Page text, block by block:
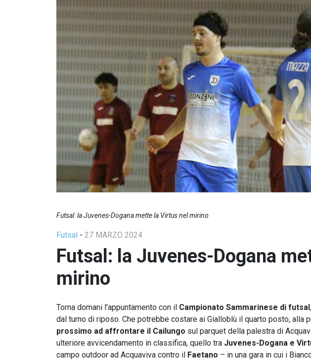
Futsal: la Juvenes-Dogana mette la Virtus nel mirino
Futsal - 27 MARZO 2024
Futsal: la Juvenes-Dogana
mirino
Torna domani l'appuntamento con il Campionato Sammarinese di futsal
dal turno di riposo. Che potrebbe costare ai Gialloblù il quarto posto, alla
prossimo ad affrontare il Cailungo sul parquet della palestra di
ulteriore avvicendamento in classifica, quello tra Juvenes-Dogana e
campo outdoor ad Acquaviva contro il Faetano – in una gara in cui i